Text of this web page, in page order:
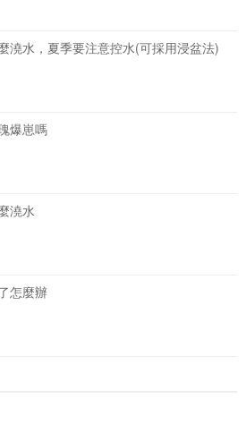
澆水，夏季要注意控水(可採用浸盆法)
爆崽嗎
澆水
怎麼辦